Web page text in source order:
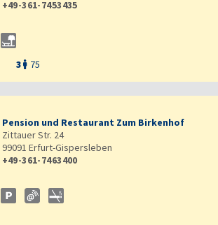
+49-361-7453435
3  75
Pension und Restaurant Zum Birkenhof
Zittauer Str. 24
99091 Erfurt-Gispersleben
+49-361-7463400